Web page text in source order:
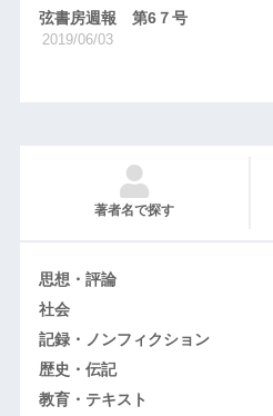
弦書房週報 第6７号
2019/06/03
著者名で探す
思想・評論
社会
記録・ノンフィクション
歴史・伝記
教育・テキスト